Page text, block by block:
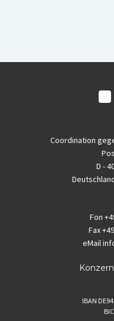
Coordination
D -
Fon
Fax
eMail
IBAN